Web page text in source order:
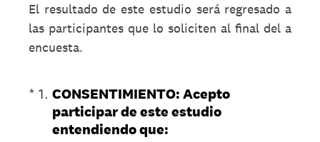
El resultado de este estudio será regresado a
las participantes que lo soliciten al final del a
encuesta.
* 1. CONSENTIMIENTO: Acepto
participar de este estudio
entendiendo que:
(Obligatorio).